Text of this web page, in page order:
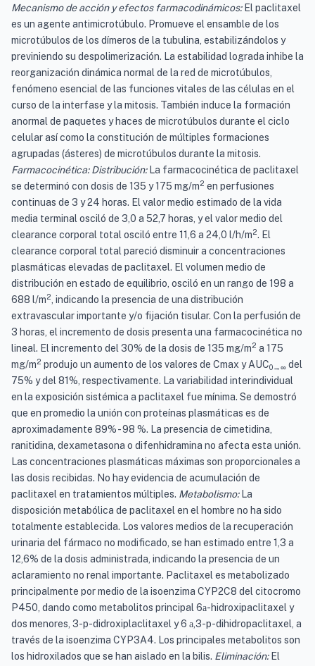
Mecanismo de acción y efectos farmacodinámicos: El paclitaxel
es un agente antimicrotúbulo. Promueve el ensamble de los
microtúbulos de los dímeros de la tubulina, estabilizándolos y
previniendo su despolimerización. La estabilidad lograda inhibe la
reorganización dinámica normal de la red de microtúbulos,
fenómeno esencial de las funciones vitales de las células en el
curso de la interfase y la mitosis. También induce la formación
anormal de paquetes y haces de microtúbulos durante el ciclo
celular así como la constitución de múltiples formaciones
agrupadas (ásteres) de microtúbulos durante la mitosis.
Farmacocinética: Distribución: La farmacocinética de paclitaxel
se determinó con dosis de 135 y 175 mg/m2 en perfusiones
continuas de 3 y 24 horas. El valor medio estimado de la vida
media terminal osciló de 3,0 a 52,7 horas, y el valor medio del
clearance corporal total osciló entre 11,6 a 24,0 l/h/m2. El
clearance corporal total pareció disminuir a concentraciones
plasmáticas elevadas de paclitaxel. El volumen medio de
distribución en estado de equilibrio, osciló en un rango de 198 a
688 l/m2 , indicando la presencia de una distribución
extravascular importante y/o fijación tisular. Con la perfusión de
3 horas, el incremento de dosis presenta una farmacocinética no
lineal. El incremento del 30% de la dosis de 135 mg/m2 a 175
mg/m2 produjo un aumento de los valores de Cmax y AUC0→∞ del
75% y del 81%, respectivamente. La variabilidad interindividual
en la exposición sistémica a paclitaxel fue mínima. Se demostró
que en promedio la unión con proteínas plasmáticas es de
aproximadamente 89% - 98 %. La presencia de cimetidina,
ranitidina, dexametasona o difenhidramina no afecta esta unión.
Las concentraciones plasmáticas máximas son proporcionales a
las dosis recibidas. No hay evidencia de acumulación de
paclitaxel en tratamientos múltiples. Metabolismo: La
disposición metabólica de paclitaxel en el hombre no ha sido
totalmente establecida. Los valores medios de la recuperación
urinaria del fármaco no modificado, se han estimado entre 1,3 a
12,6% de la dosis administrada, indicando la presencia de un
aclaramiento no renal importante. Paclitaxel es metabolizado
principalmente por medio de la isoenzima CYP2C8 del citocromo
P450, dando como metabolitos principal 6a-hidroxipaclitaxel y
dos menores, 3-p-didroxiplaclitaxel y 6 a ,3-p-dihidropaclitaxel, a
través de la isoenzima CYP3A4. Los principales metabolitos son
los hidroxilados que se han aislado en la bilis. Eliminación: El